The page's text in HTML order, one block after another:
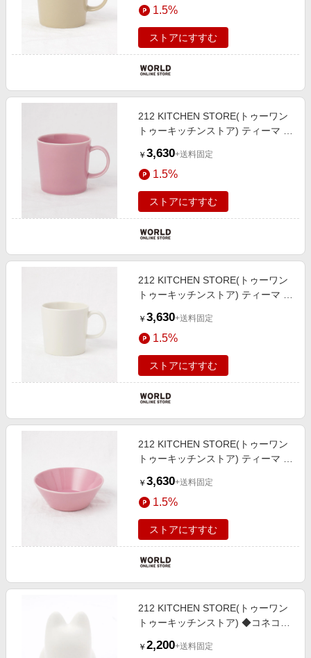
1.5%
ストアにすすむ
212 KITCHEN STORE(トゥーワン
トゥーキッチンストア) ティーマ マ
￥ 3,630+送料固定
1.5%
ストアにすすむ
212 KITCHEN STORE(トゥーワン
トゥーキッチンストア) ティーマ マ
￥ 3,630+送料固定
1.5%
ストアにすすむ
212 KITCHEN STORE(トゥーワン
トゥーキッチンストア) ティーマ ボ
＞
￥ 3,630+送料固定
1.5%
ストアにすすむ
212 KITCHEN STORE(トゥーワン
トゥーキッチンストア) ◆コネコカ
ィ＞
￥ 2,200+送料固定